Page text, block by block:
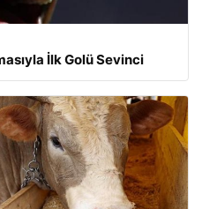
İlk Golü Sevinci